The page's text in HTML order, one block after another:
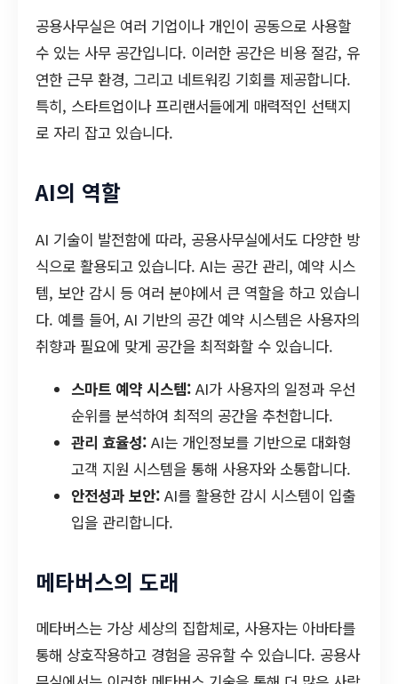
공용사무실은 여러 기업이나 개인이 공동으로 사용할
수 있는 사무 공간입니다. 이러한 공간은 비용 절감, 유
연한 근무 환경, 그리고 네트워킹 기회를 제공합니다.
특히, 스타트업이나 프리랜서들에게 매력적인 선택지
로 자리 잡고 있습니다.
AI의 역할
AI 기술이 발전함에 따라, 공용사무실에서도 다양한 방
식으로 활용되고 있습니다. AI는 공간 관리, 예약 시스
템, 보안 감시 등 여러 분야에서 큰 역할을 하고 있습니
다. 예를 들어, AI 기반의 공간 예약 시스템은 사용자의
취향과 필요에 맞게 공간을 최적화할 수 있습니다.
스마트 예약 시스템: AI가 사용자의 일정과 우선
순위를 분석하여 최적의 공간을 추천합니다.
관리 효율성: AI는 개인정보를 기반으로 대화형
고객 지원 시스템을 통해 사용자와 소통합니다.
안전성과 보안: AI를 활용한 감시 시스템이 입출
입을 관리합니다.
메타버스의 도래
메타버스는 가상 세상의 집합체로, 사용자는 아바타를
통해 상호작용하고 경험을 공유할 수 있습니다. 공용사